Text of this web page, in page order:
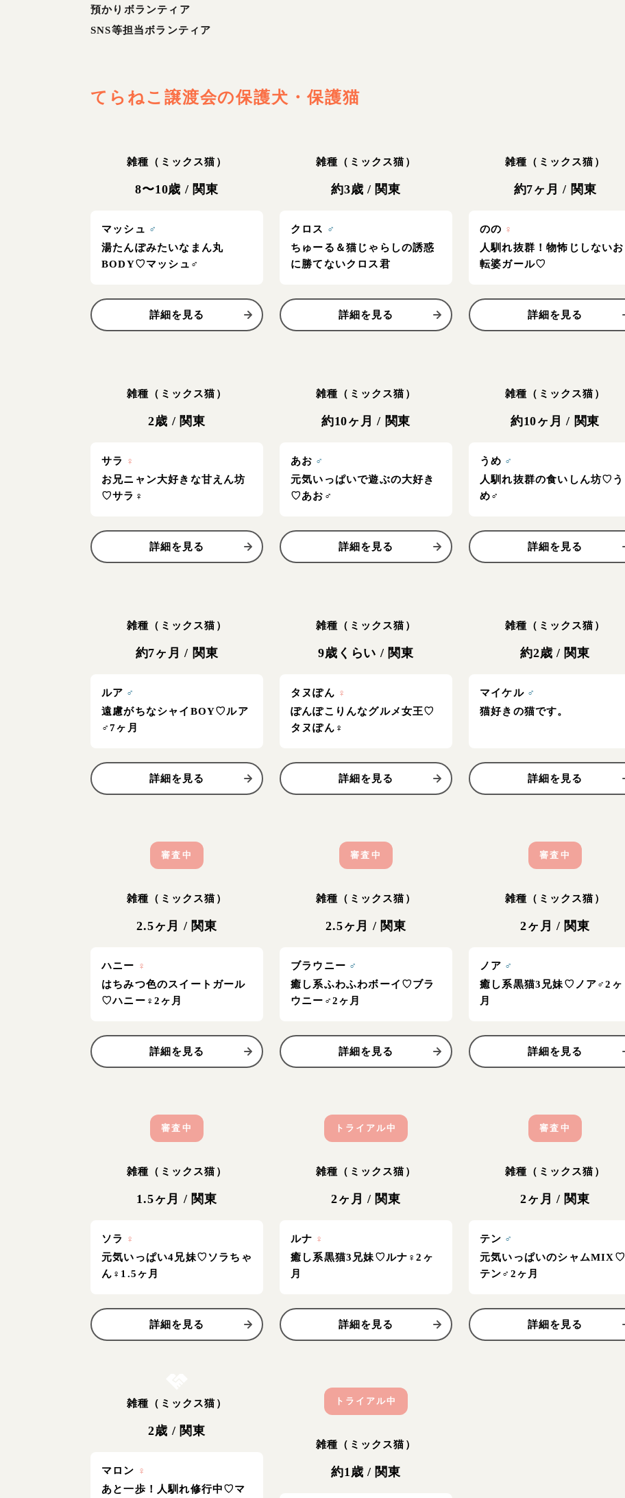
預かりボランティア
SNS等担当ボランティア
てらねこ譲渡会の保護犬・保護猫
雑種（ミックス猫）
8〜10歳 / 関東
マッシュ ♂
湯たんぽみたいなまん丸
BODY♡マッシュ♂
詳細を見る
雑種（ミックス猫）
約3歳 / 関東
クロス ♂
ちゅーる＆猫じゃらしの誘惑
に勝てないクロス君
詳細を見る
雑種（ミックス猫）
約7ヶ月 / 関東
のの ♀
人馴れ抜群！物怖じしないお
転婆ガール♡
詳細を見る
雑種（ミックス猫）
2歳 / 関東
サラ ♀
お兄ニャン大好きな甘えん坊
♡サラ♀
詳細を見る
雑種（ミックス猫）
約10ヶ月 / 関東
あお ♂
元気いっぱいで遊ぶの大好き
♡あお♂
詳細を見る
雑種（ミックス猫）
約10ヶ月 / 関東
うめ ♂
人馴れ抜群の食いしん坊♡う
め♂
詳細を見る
雑種（ミックス猫）
約7ヶ月 / 関東
ルア ♂
遠慮がちなシャイBOY♡ルア
♂7ヶ月
詳細を見る
雑種（ミックス猫）
9歳くらい / 関東
タヌぽん ♀
ぽんぽこりんなグルメ女王♡
タヌぽん♀
詳細を見る
雑種（ミックス猫）
約2歳 / 関東
マイケル ♂
猫好きの猫です。
詳細を見る
審査中
雑種（ミックス猫）
2.5ヶ月 / 関東
ハニー ♀
はちみつ色のスイートガール
♡ハニー♀2ヶ月
詳細を見る
審査中
雑種（ミックス猫）
2.5ヶ月 / 関東
ブラウニー ♂
癒し系ふわふわボーイ♡ブラ
ウニー♂2ヶ月
詳細を見る
審査中
雑種（ミックス猫）
2ヶ月 / 関東
ノア ♂
癒し系黒猫3兄妹♡ノア♂2ヶ
月
詳細を見る
審査中
雑種（ミックス猫）
1.5ヶ月 / 関東
ソラ ♀
元気いっぱい4兄妹♡ソラちゃ
ん♀1.5ヶ月
詳細を見る
トライアル中
雑種（ミックス猫）
2ヶ月 / 関東
ルナ ♀
癒し系黒猫3兄妹♡ルナ♀2ヶ
月
詳細を見る
審査中
雑種（ミックス猫）
2ヶ月 / 関東
テン ♂
元気いっぱいのシャムMIX♡
テン♂2ヶ月
詳細を見る
雑種（ミックス猫）
2歳 / 関東
マロン ♀
あと一歩！人馴れ修行中♡マ
トライアル中
雑種（ミックス猫）
約1歳 / 関東